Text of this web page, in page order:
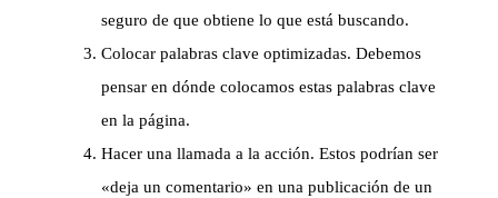
seguro de que obtiene lo que está buscando.
Colocar palabras clave optimizadas. Debemos
pensar en dónde colocamos estas palabras clave
en la página.
Hacer una llamada a la acción. Estos podrían ser
«deja un comentario» en una publicación de un